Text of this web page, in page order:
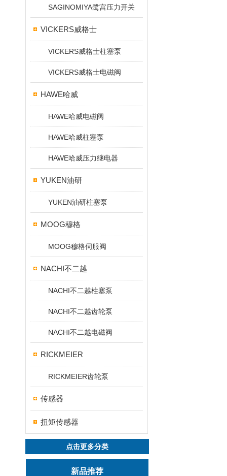
SAGINOMIYA鹭宫压力开关
VICKERS威格士
VICKERS威格士柱塞泵
VICKERS威格士电磁阀
HAWE哈威
HAWE哈威电磁阀
HAWE哈威柱塞泵
HAWE哈威压力继电器
YUKEN油研
YUKEN油研柱塞泵
MOOG穆格
MOOG穆格伺服阀
NACHI不二越
NACHI不二越柱塞泵
NACHI不二越齿轮泵
NACHI不二越电磁阀
RICKMEIER
RICKMEIER齿轮泵
传感器
扭矩传感器
点击更多分类
新品推荐